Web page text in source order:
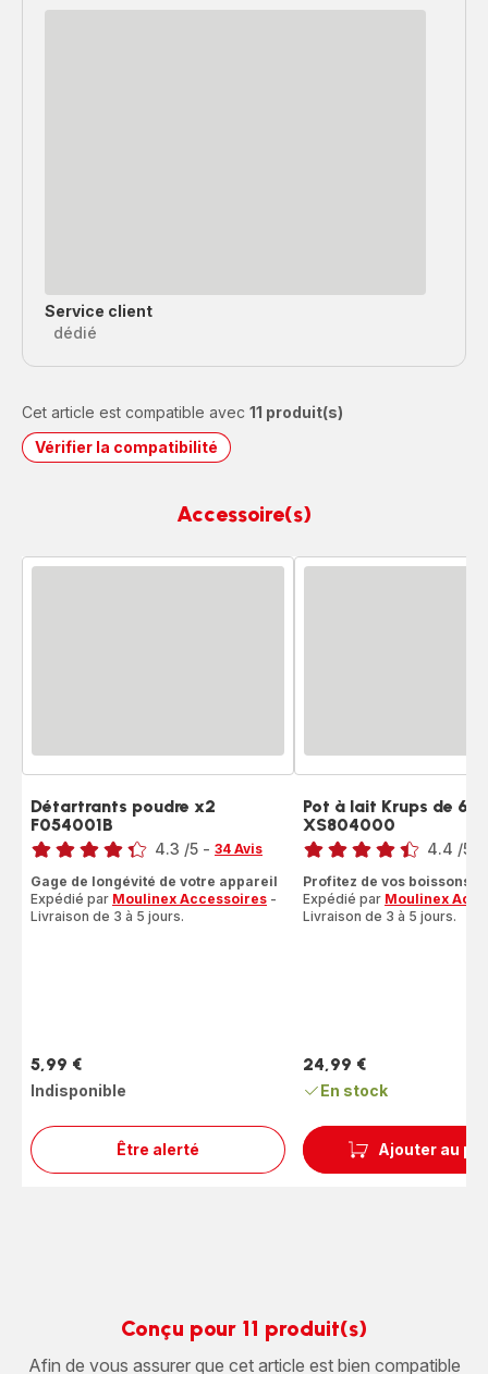
Service client
dédié
Cet article est compatible avec 11 produit(s)
Vérifier la compatibilité
Accessoire(s)
Être alertéDétartrants
Détartrants poudre x2
F054001B
Note
4.3 /5 - 34 Avis
Gage de longévité de votre appareil
Expédié par Moulinex Accessoires -
Livraison de 3 à 5 jours.
Prix
5,99 €
Indisponible
Ajouter au
Pot à lait Krups de
XS804000
Note
4.4 /5
Profitez de vos boissons
Expédié par Moulinex
Livraison de 3 à 5 jours.
Prix
24,99 €
En stock
Conçu pour 11 produit(s)
Afin de vous assurer que cet article est bien compatible